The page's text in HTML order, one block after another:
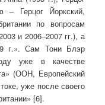
– Герцог Йоркский,
по вопросам
и 2006–2007 гг.), а
г.». Сам Тони Блэр
уже в качестве
(ООН, Европейский
уже после своего
[6].